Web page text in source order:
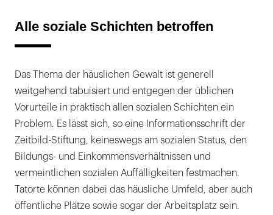
Alle soziale Schichten betroffen
Das Thema der häuslichen Gewalt ist generell
weitgehend tabuisiert und entgegen der üblichen
Vorurteile in praktisch allen sozialen Schichten ein
Problem. Es lässt sich, so eine Informationsschrift der
Zeitbild-Stiftung, keineswegs am sozialen Status, den
Bildungs- und Einkommensverhältnissen und
vermeintlichen sozialen Auffälligkeiten festmachen.
Tatorte können dabei das häusliche Umfeld, aber auch
öffentliche Plätze sowie sogar der Arbeitsplatz sein.